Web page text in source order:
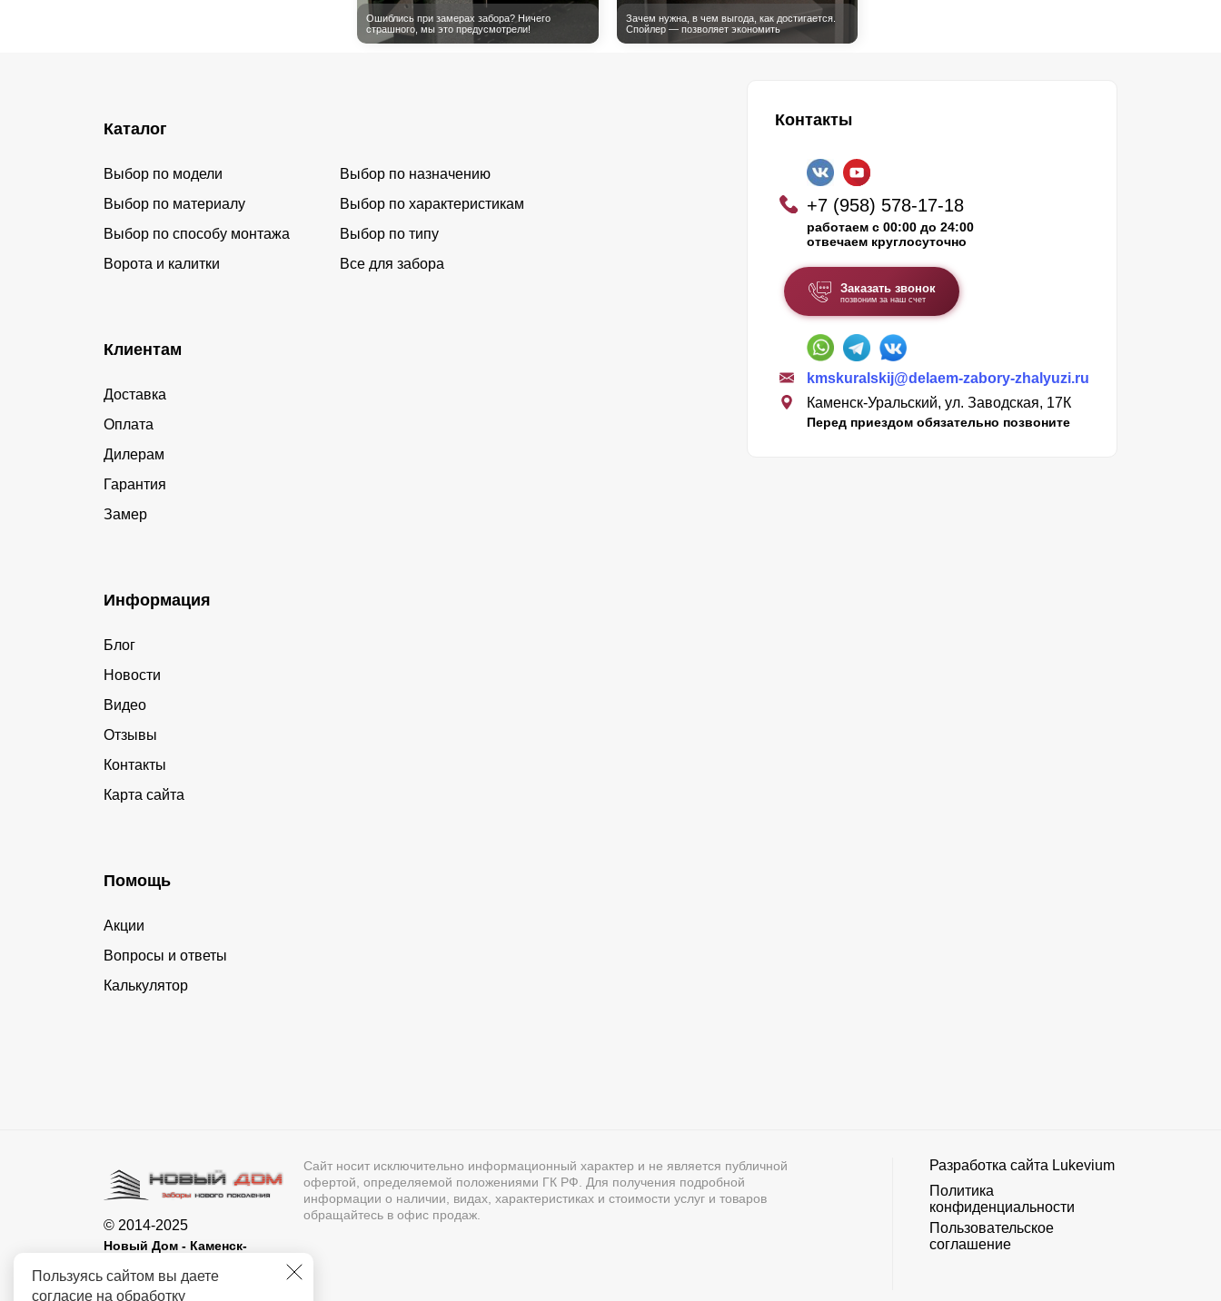
Пользуясь сайтом вы даете
согласие на обработку
Каталог
Выбор по модели
Выбор по назначению
Выбор по материалу
Выбор по характеристикам
Выбор по способу монтажа
Выбор по типу
Ворота и калитки
Все для забора
Клиентам
Доставка
Оплата
Дилерам
Гарантия
Замер
Информация
Блог
Новости
Видео
Отзывы
Контакты
Карта сайта
Помощь
Акции
Вопросы и ответы
Калькулятор
Контакты
+7 (958) 578-17-18
работаем с 00:00 до 24:00
отвечаем круглосуточно
Заказать звонок
позвоним за наш счет
kmskuralskij@delaem-zabory-zhalyuzi.ru
Каменск-Уральский, ул. Заводская, 17К
Перед приездом обязательно позвоните
© 2014-2025
Новый Дом - Каменск-
Сайт носит исключительно информационный характер и не является публичной
офертой, определяемой положениями ГК РФ. Для получения подробной
информации о наличии, видах, характеристиках и стоимости услуг и товаров
обращайтесь в офис продаж.
Разработка сайта Lukevium
Политика
конфиденциальности
Пользовательское
соглашение